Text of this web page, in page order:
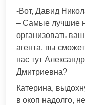
-Вот, Давид
– Самые лучшие
организовать
агента, вы
нас тут
Дмитриевна?
Катерина,
в окоп надолго,